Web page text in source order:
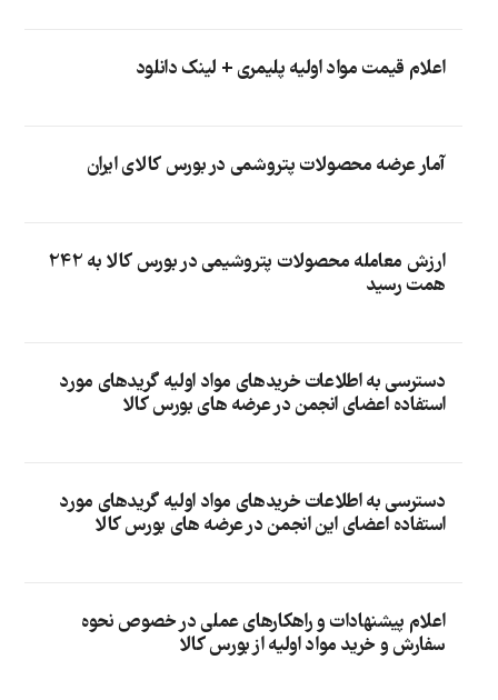
اعلام قیمت مواد اولیه پلیمری + لینک دانلود
آمار عرضه محصولات پتروشمی در بورس کالای ایران
ارزش معامله محصولات پتروشیمی در بورس کالا به 242
همت رسید
دسترسی به اطلاعات خریدهای مواد اولیه گریدهای مورد
استفاده اعضای انجمن در عرضه های بورس کالا
دسترسی به اطلاعات خریدهای مواد اولیه گریدهای مورد
استفاده اعضای این انجمن در عرضه های بورس کالا
اعلام پیشنهادات و راهکارهای عملی در خصوص نحوه
سفارش و خرید مواد اولیه از بورس کالا